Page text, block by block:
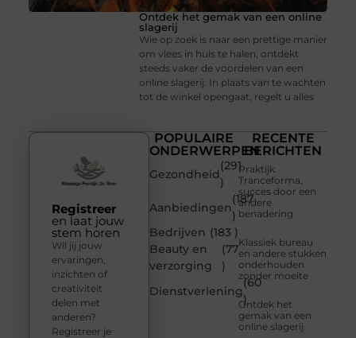
Ontdek het gemak van een online
slagerij
Wie op zoek is naar een prettige manier
om vlees in huis te halen, ontdekt
steeds vaker de voordelen van een
online slagerij. In plaats van te wachten
tot de winkel opengaat, regelt u alles
POPULAIRE
ONDERWERPEN
Gezondheid
(291
)
Aanbiedingen
(187
)
Bedrijven (183 )
Beauty en
verzorging
(77
)
Dienstverlening
(60
)
RECENTE
BERICHTEN
Praktijk
Tranceforma,
succes door een
andere
benadering
Klassiek bureau
en andere stukken
onderhouden
zonder moeite
Ontdek het
gemak van een
online slagerij
Registreer
en laat jouw
stem horen
Wil jij jouw
ervaringen,
inzichten of
creativiteit
delen met
anderen?
Registreer je